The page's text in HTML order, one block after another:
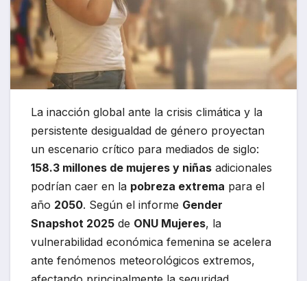
La inacción global ante la crisis climática y la
persistente desigualdad de género proyectan
un escenario crítico para mediados de siglo:
158.3 millones de mujeres y niñas adicionales
podrían caer en la pobreza extrema para el
año 2050. Según el informe Gender
Snapshot 2025 de ONU Mujeres, la
vulnerabilidad económica femenina se acelera
ante fenómenos meteorológicos extremos,